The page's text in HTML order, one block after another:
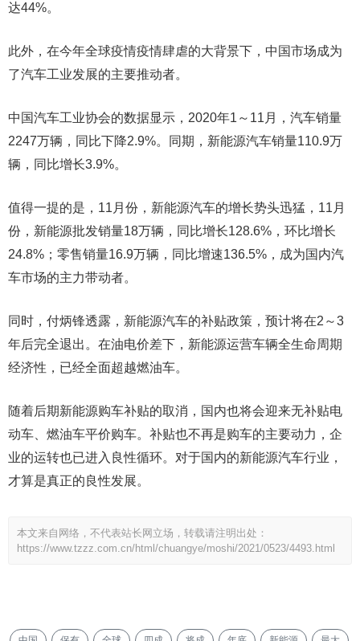
达44%。
此外，在今年全球疫情疫情肆虐的大背景下，中国市场成为
了汽车工业发展的主要推动者。
中国汽车工业协会的数据显示，2020年1～11月，汽车销量
2247万辆，同比下降2.9%。同期，新能源汽车销量110.9万
辆，同比增长3.9%。
值得一提的是，11月份，新能源汽车的增长势头迅猛，11月
份，新能源批发销量18万辆，同比增长128.6%，环比增长
24.8%；零售销量16.9万辆，同比增速136.5%，成为国内汽
车市场的主力带动者。
同时，付炳锋透露，新能源汽车的补贴政策，预计将在2～3
年后完全退出。在油电价差下，新能源运营车辆全生命周期
经济性，已经全面超越燃油车。
随着后期新能源购车补贴的取消，国内也将会迎来无补贴电
动车、燃油车平价购车。补贴也不再是购车的主要动力，企
业的运转也已进入良性循环。对于国内的新能源汽车行业，
才算是真正的良性发展。
本文来自网络，不代表站长网立场，转载请注明出处：
https://www.tzzz.com.cn/html/chuangye/moshi/2021/0523/4493.html